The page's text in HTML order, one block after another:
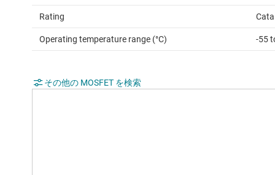
Rating
Operating temperature range (°C) -55
その他の MOSFET を検索